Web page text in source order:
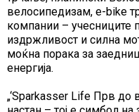
велосипедизам, e-bike
компании – учесниците
издржливост и силна
моќна порака за
енергија.
„‘Sparkasser Life Прв до